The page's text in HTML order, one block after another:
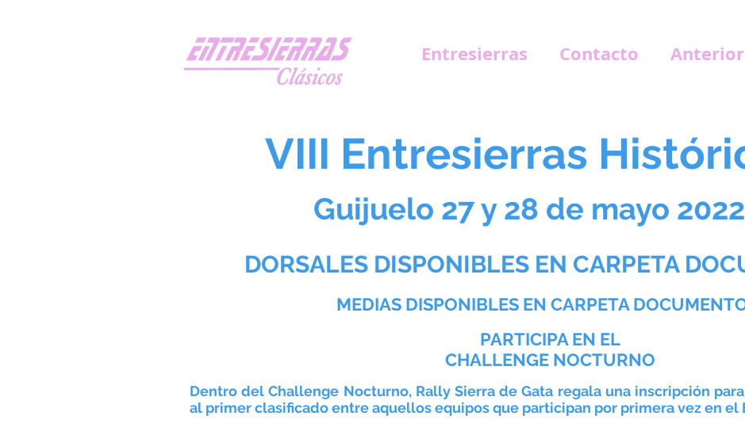
Entresierras Contacto
VIII Entresierras
Guijuelo 27 y 28 de mayo 2022
DORSALES DISPONIBLES EN CARPETA
MEDIAS DISPONIBLES EN CARPETA
PARTICIPA EN EL
CHALLENGE NOCTURNO
Dentro del Challenge Nocturno, Rally Sierra de Gata regala una inscripción
al primer clasificado entre aquellos equipos que participan por primera vez en el